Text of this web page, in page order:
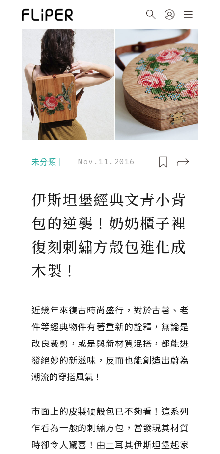
未分類｜ Nov.11.2016
伊斯坦堡經典文青小背
包的逆襲！奶奶櫃子裡
復刻刺繡方殼包進化成
木製！
近幾年來復古時尚盛行，對於古著、老
件等經典物件有著重新的詮釋，無論是
改良裁剪，或是與新材質混搭，都能迸
發絕妙的新滋味，反而也能創造出蔚為
潮流的穿搭風氣！
市面上的皮製硬殼包已不夠看！這系列
乍看為一般的刺繡方包，當發現其材質
時卻令人驚喜！由土耳其伊斯坦堡起家